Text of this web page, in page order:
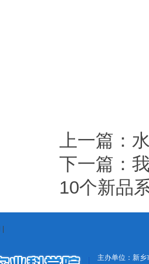
上一篇：
下一篇：
10个新品
主办单位：新